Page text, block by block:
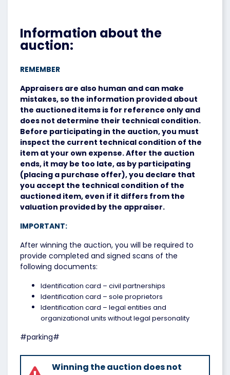
Information about the
auction:
REMEMBER
Appraisers are also human and can make
mistakes, so the information provided about
the auctioned items is for reference only and
does not determine their technical condition.
Before participating in the auction, you must
inspect the current technical condition of the
item at your own expense. After the auction
ends, it may be too late, as by participating
(placing a purchase offer), you declare that
you accept the technical condition of the
auctioned item, even if it differs from the
valuation provided by the appraiser.
IMPORTANT:
After winning the auction, you will be required to
provide completed and signed scans of the
following documents:
Identification card – civil partnerships
Identification card – sole proprietors
Identification card – legal entities and
organizational units without legal personality
#parking#
Winning the auction does not